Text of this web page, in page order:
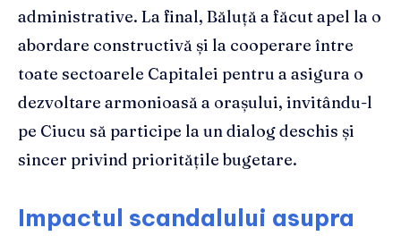
administrative. La final, Băluță a făcut apel la o
abordare constructivă și la cooperare între
toate sectoarele Capitalei pentru a asigura o
dezvoltare armonioasă a orașului, invitându-l
pe Ciucu să participe la un dialog deschis și
sincer privind prioritățile bugetare.
Impactul scandalului asupra